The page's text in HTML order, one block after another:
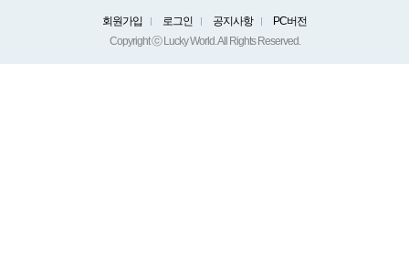
회원가입 로그인 공지사항
PC버전
Copyright ⓒ Lucky World. All Rights Reserved.